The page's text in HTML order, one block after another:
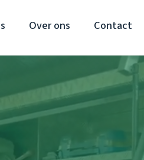
Over ons Contact